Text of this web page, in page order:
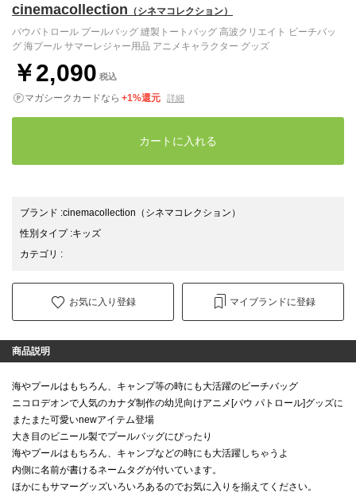
cinemacollection （シネマコレクション）
パウパトロール プールバッグ 縫製トートバッグ 高波クリエイト ビーチバッ
グ 海プール サマーレジャー用品 アニメキャラクター グッズ
￥2,090 税込
マガシークカードなら +1%還元 詳細
カートに入れる
ブランド :cinemacollection （シネマコレクション）
性別タイプ:キッズ
カテゴリ :
お気に入り登録 マイブランドに登録
商品説明
海やプールはもちろん、キャンプ等の時にも大活躍のビーチバッグ
ニコロデオンで人気のカナダ制作の幼児向けアニメ[パウ パトロール]グッズに
またまた可愛いnewアイテム登場
大き目のビニール製でプールバッグにぴったり
海やプールはもちろん、キャンプなどの時にも大活躍しちゃうよ
内側に名前が書けるネームタグが付いています。
ほかにもサマーグッズいろいろあるのでお気に入りを揃えてください。